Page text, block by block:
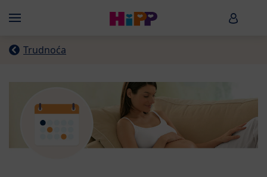
Menü HiPP
Trudnoća